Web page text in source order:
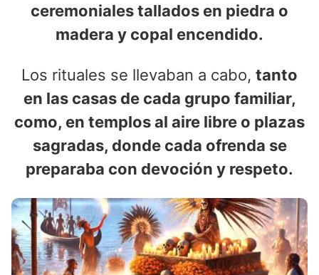
ceremoniales tallados en piedra o
madera y copal encendido.
Los rituales se llevaban a cabo, tanto
en las casas de cada grupo familiar,
como, en templos al aire libre o plazas
sagradas, donde cada ofrenda se
preparaba con devoción y respeto.